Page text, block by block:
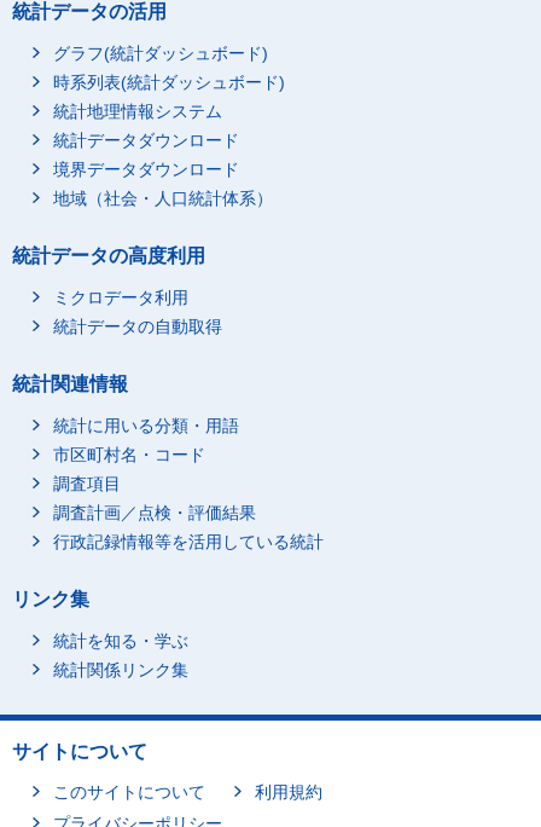
統計データの活用
グラフ(統計ダッシュボード)
時系列表(統計ダッシュボード)
統計地理情報システム
統計データダウンロード
境界データダウンロード
地域（社会・人口統計体系）
統計データの高度利用
ミクロデータ利用
統計データの自動取得
統計関連情報
統計に用いる分類・用語
市区町村名・コード
調査項目
調査計画／点検・評価結果
行政記録情報等を活用している統計
リンク集
統計を知る・学ぶ
統計関係リンク集
サイトについて
このサイトについて
利用規約